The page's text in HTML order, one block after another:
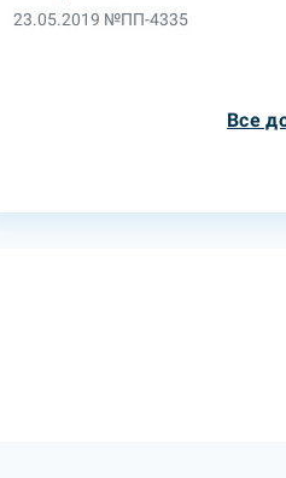
23.05.2019 №ПП-4335
Все